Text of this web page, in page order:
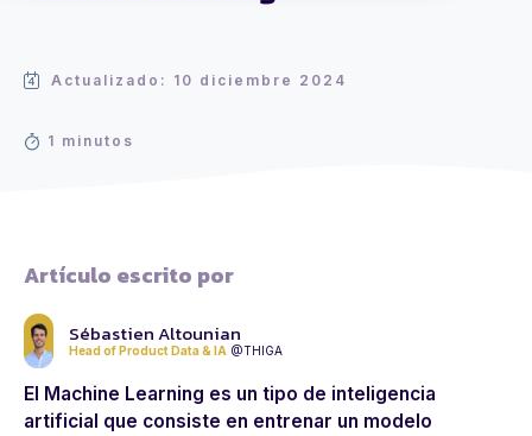
Actualizado: 10 diciembre 2024
1 minutos
Artículo escrito por
Sébastien Altounian
Head of Product Data & IA @THIGA
El Machine Learning es un tipo de inteligencia
artificial que consiste en entrenar un modelo